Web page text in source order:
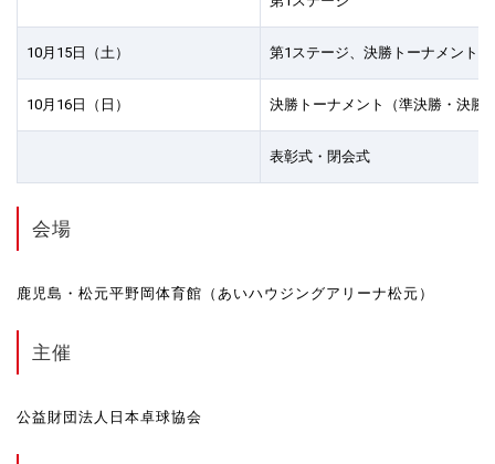
10月15日（土） 第1ステージ、決勝トーナメント
10月16日（日） 決勝トーナメント（準決勝・決勝
表彰式・閉会式
会場
鹿児島・松元平野岡体育館（あいハウジングアリーナ松元）
主催
公益財団法人日本卓球協会